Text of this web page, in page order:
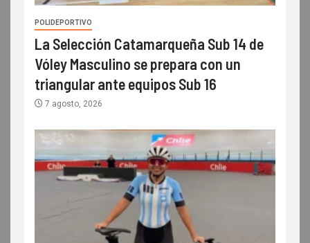
POLIDEPORTIVO
La Selección Catamarqueña Sub 14 de
Vóley Masculino se prepara con un
triangular ante equipos Sub 16
7 agosto, 2026